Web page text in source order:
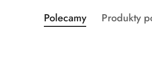
Pomiń karuzelę produktów
Produkty
o
Polecamy
Produkty
Produkty